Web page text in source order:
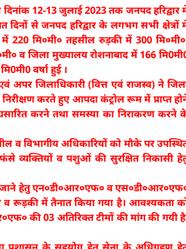
दिनांक 12-13 जुलाई 2023 तक जनपद हरिद्वार
दिनों से जनपद हरिद्वार के लगभग सभी क्षेत्रों
में 220 मि०मी० तहसील रुड़की में 300
व जिला मुख्यालय रोशनाबाद में 166
वर्षा हुई ।
अपर जिलाधिकारी (वित्त एवं राजस्व) ने
करते हुए आपदा कंट्रोल रूम में प्राप्त
करने तथा समस्या का निराकरण करने
व विभागीय अधिकारियों को मौके पर
व्यक्तियों व पशुओं की सुरक्षित निकासी
जाने हेतु एन०डी०आर०एफ० व
व रूड़की में तैनात किया गया है। आवश्यकता
की 03 अतिरिक्त टीमों की मांग की गयी